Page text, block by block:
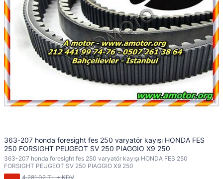
363-207 honda foresight fes 250 varyatör kayışı HONDA FES
250 FORSIGHT PEUGEOT SV 250 PIAGGIO X9 250
363-207 honda foresight fes 250 varyatör kayışı HONDA FES 250
FORSIGHT PEUGEOT SV 250 PIAGGIO X9 250
4.281,02 TL + KDV